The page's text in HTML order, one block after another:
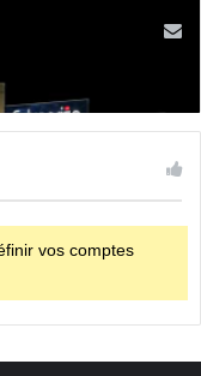
vos comptes